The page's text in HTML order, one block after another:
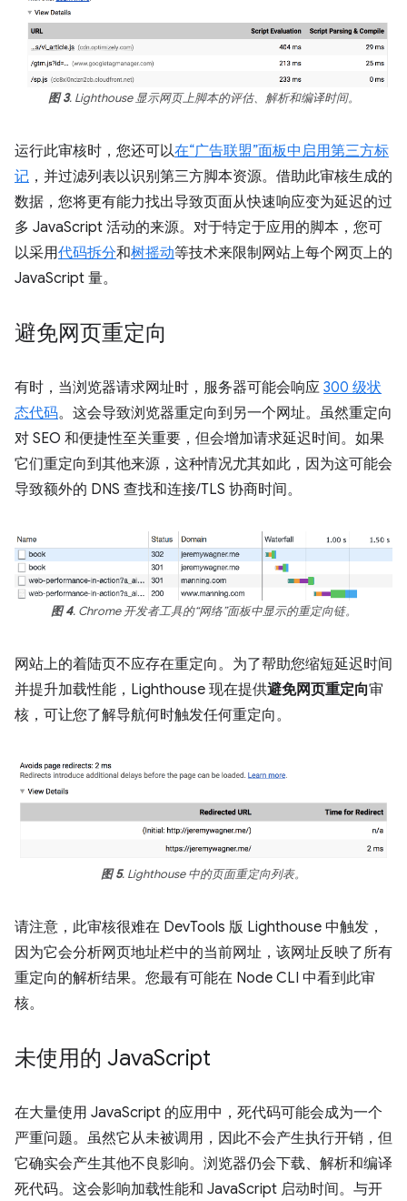
图 3. Lighthouse 显示网页上脚本的评估、解析和编译时间。
运行此审核时，您还可以在“广告联盟”面板中启用第三方标
记 ，并过滤列表以识别第三方脚本资源。借助此审核生成的
数据，您将更有能力找出导致页面从快速响应变为延迟的过
多 JavaScript 活动的来源。对于特定于应用的脚本，您可
以采用代码拆分和树摇动等技术来限制网站上每个网页上的
JavaScript 量。
避免网页重定向
有时，当浏览器请求网址时，服务器可能会响应 300 级状
态代码。这会导致浏览器重定向到另一个网址。虽然重定向
对 SEO 和便捷性至关重要，但会增加请求延迟时间。如果
它们重定向到其他来源，这种情况尤其如此，因为这可能会
导致额外的 DNS 查找和连接/TLS 协商时间。
图 4. Chrome 开发者工具的“网络”面板中显示的重定向链。
网站上的着陆页不应存在重定向。为了帮助您缩短延迟时间
并提升加载性能，Lighthouse 现在提供避免网页重定向审
核，可让您了解导航何时触发任何重定向。
图 5. Lighthouse 中的页面重定向列表。
请注意，此审核很难在 DevTools 版 Lighthouse 中触发，
因为它会分析网页地址栏中的当前网址，该网址反映了所有
重定向的解析结果。您最有可能在 Node CLI 中看到此审
核。
未使用的 JavaScript
在大量使用 JavaScript 的应用中，死代码可能会成为一个
严重问题。虽然它从未被调用，因此不会产生执行开销，但
它确实会产生其他不良影响。浏览器仍会下载、解析和编译
死代码。这会影响加载性能和 JavaScript 启动时间。与开